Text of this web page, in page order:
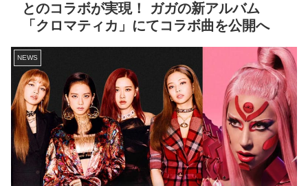
とのコラボが実現！ ガガの新アルバム
「クロマティカ」にてコラボ曲を公開へ
NEWS